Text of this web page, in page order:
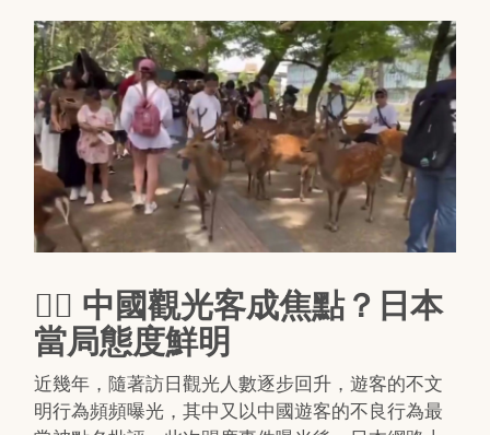
🙅‍♂️ 中國觀光客成焦點？日本
當局態度鮮明
近幾年，隨著訪日觀光人數逐步回升，遊客的不文
明行為頻頻曝光，其中又以中國遊客的不良行為最